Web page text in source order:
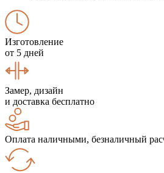
Изготовление
от 5 дней
Замер, дизайн
и доставка бесплатно
Оплата наличными, безналичный